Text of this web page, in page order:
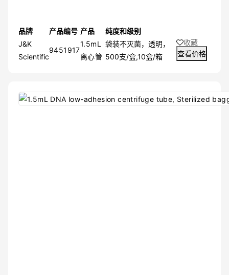
品牌 产品编号 产品
纯度和级别
J&K
Scientific
9451917
1.5mL
离心管
袋装不灭菌，透明，
500支/盒,10盒/箱
收藏
查看价格